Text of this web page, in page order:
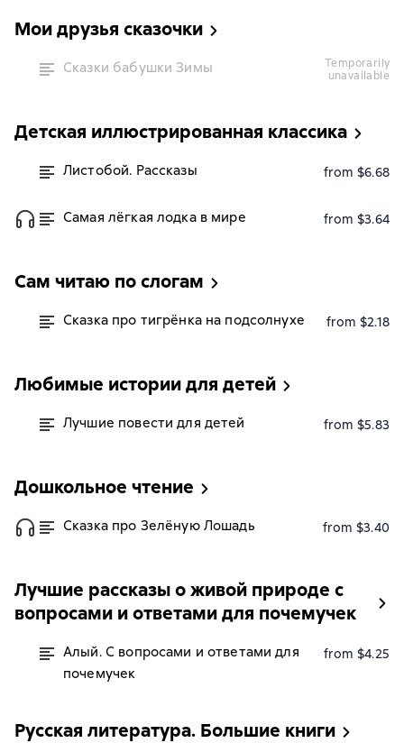
Мои друзья сказочки
Сказки бабушки Зимы
temporarily
unavailable
Детская иллюстрированная классика
Листобой. Рассказы from $6.68
Самая лёгкая лодка в мире from $3.64
Сам читаю по слогам
Сказка про тигрёнка на подсолнухе from $2.18
Любимые истории для детей
Лучшие повести для детей from $5.83
Дошкольное чтение
Сказка про Зелёную Лошадь from $3.40
Лучшие рассказы о живой природе с
вопросами и ответами для почемучек
Алый. С вопросами и ответами для
почемучек
from $4.25
Русская литература. Большие книги